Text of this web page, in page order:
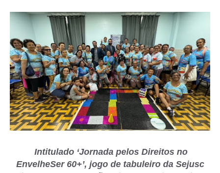
Intitulado ‘Jornada pelos Direitos no
EnvelheSer 60+’, jogo de tabuleiro da Sejusc